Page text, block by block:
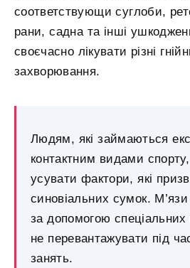
соответствующи суглоби,
рани, садна та інші
своєчасно лікувати різні
захворювання.
Людям, які займаються
контактним видами
усувати фактори, які
синовіальних сумок.
за допомогою спеціальних
не перевантажувати під
занять.